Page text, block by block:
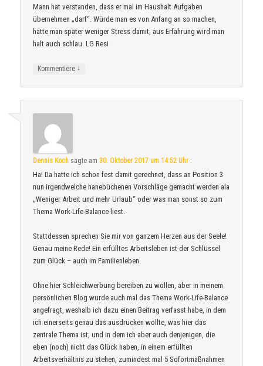
Mann hat verstanden, dass er mal im Haushalt Aufgaben
übernehmen „darf“. Würde man es von Anfang an so machen,
hätte man später weniger Stress damit, aus Erfahrung wird man
halt auch schlau. LG Resi
Kommentiere ↓
Dennis Koch sagte am30. Oktober 2017 um 14:52 Uhr :
Ha! Da hatte ich schon fest damit gerechnet, dass an Position 3
nun irgendwelche hanebüchenen Vorschläge gemacht werden ala
„Weniger Arbeit und mehr Urlaub“ oder was man sonst so zum
Thema Work-Life-Balance liest.
Stattdessen sprechen Sie mir von ganzem Herzen aus der Seele!
Genau meine Rede! Ein erfülltes Arbeitsleben ist der Schlüssel
zum Glück – auch im Familienleben.
Ohne hier Schleichwerbung bereiben zu wollen, aber in meinem
persönlichen Blog wurde auch mal das Thema Work-Life-Balance
angefragt, weshalb ich dazu einen Beitrag verfasst habe, in dem
ich einerseits genau das ausdrücken wollte, was hier das
zentrale Thema ist, und in dem ich aber auch denjenigen, die
eben (noch) nicht das Glück haben, in einem erfüllten
Arbeitsverhältnis zu stehen, zumindest mal 5 Sofortmaßnahmen